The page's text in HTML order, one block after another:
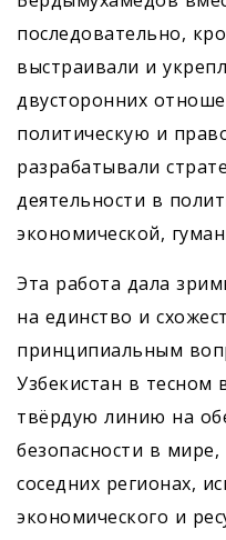
последовательно,
выстраивали и
двусторонних
политическую и
разрабатывали
деятельности в
экономической,
Эта работа дала
на единство и
принципиальным
Узбекистан в тесном
твёрдую линию на
безопасности в
соседних регионах,
экономического и